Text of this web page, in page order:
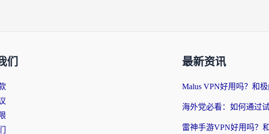
们 最新资讯